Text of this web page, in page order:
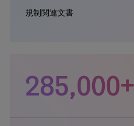
規制関連文書
285,000+